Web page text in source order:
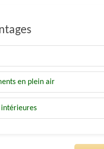
en plein air
intérieures